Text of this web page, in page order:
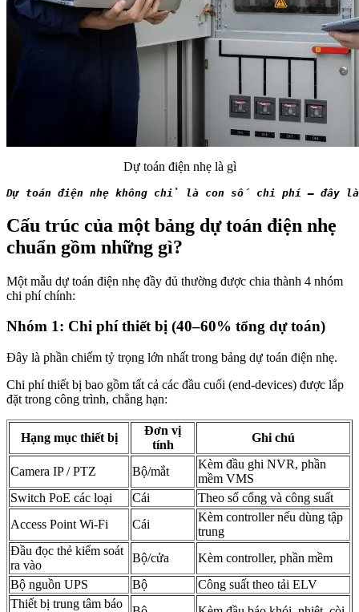
Dự toán điện nhẹ là gì
Dự toán điện nhẹ không chỉ là con số chi phí – đây
Cấu trúc của một bảng dự toán điện nhẹ
chuẩn gồm những gì?
Một mẫu dự toán điện nhẹ đầy đủ thường được chia thành 4 nhóm
chi phí chính:
Nhóm 1: Chi phí thiết bị (40–60% tổng dự toán)
Đây là phần chiếm tỷ trọng lớn nhất trong bảng dự toán điện nhẹ.
Chi phí thiết bị bao gồm tất cả các đầu cuối (end-devices) được lắp
đặt trong công trình, chẳng hạn:
Hạng mục thiết bị
Đơn vị
tính
Ghi chú
Camera IP / PTZ Bộ/mắt
Kèm đầu ghi NVR, phần
mềm VMS
Switch PoE các loại
Cái
Theo số cổng và công suất
Access Point Wi-Fi
Cái
Kèm controller nếu dùng tập
trung
Đầu đọc thẻ kiểm soát
ra vào
Bộ/cửa
Kèm controller, phần mềm
Bộ nguồn UPS
Bộ
Công suất theo tải ELV
Thiết bị trung tâm báo